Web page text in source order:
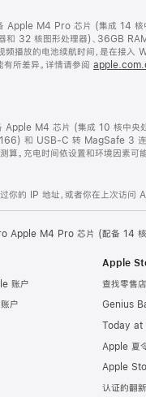
M4 Pro 芯片 (集成 14 核
32 核图形处理器)、36GB
播放的电池续航时间，是在接
所差异。详情请参阅
M4 芯片 (集成 10 核中央
和 USB-C 转 MagSafe 3 连
。充电时间依设置和环境因素可
你的 IP 地址，或者你在上次访问
Apple M4 Pro 芯片 (配备 14 核
账户
户
Apple
查找零售店
Genius
Today at
Apple 夏
Apple
认证的翻